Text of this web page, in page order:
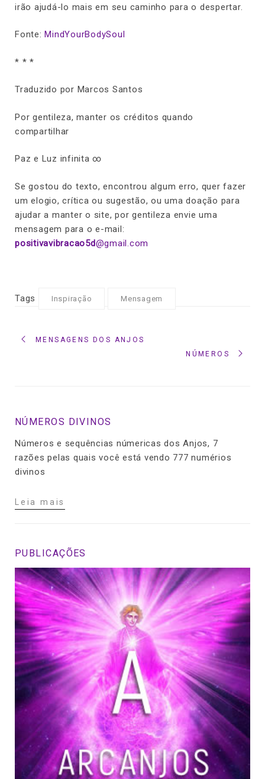
irão ajudá-lo mais em seu caminho para o despertar.
Fonte: MindYourBodySoul
* * *
Traduzido por Marcos Santos
Por gentileza, manter os créditos quando
compartilhar
Paz e Luz infinita ∞
Se gostou do texto, encontrou algum erro, quer fazer
um elogio, crítica ou sugestão, ou uma doação para
ajudar a manter o site, por gentileza envie uma
mensagem para o e-mail:
positivavibracao5d@gmail.com
Tags Inspiração Mensagem
MENSAGENS DOS ANJOS
NÚMEROS
NÚMEROS DIVINOS
Números e sequências númericas dos Anjos, 7
razões pelas quais você está vendo 777 numérios
divinos
Leia mais
PUBLICAÇÕES